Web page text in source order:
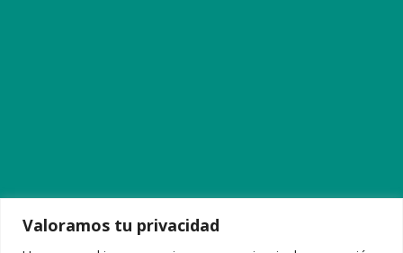
Valoramos tu privacidad